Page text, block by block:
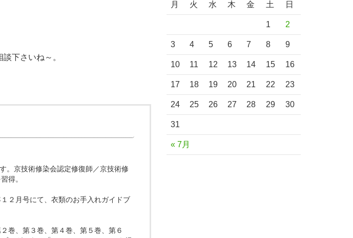
下さいね～。
。京技術修染会認定修復師／京技術修
得。
２月号にて、衣類のお手入れガイドブ
巻、第３巻、第４巻、第５巻、第６
月 火 水 木 金 土 日
« 7月
1 2
3 4 5 6 7 8 9
10 11 12 13 14 15 16
17 18 19 20 21 22 23
24 25 26 27 28 29 30
31